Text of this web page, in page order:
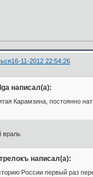
16-11-2012 22:54:26
написал(а):
Карамзина, постоянно
враль
написал(а):
России первый раз